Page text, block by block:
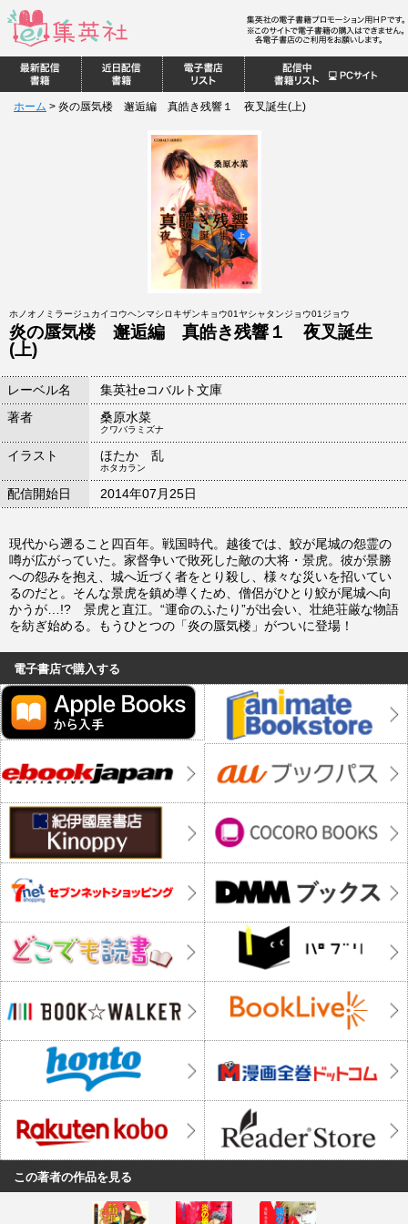
ホーム > 炎の蜃気楼 邂逅編 真皓き残響１ 夜叉誕生(上)
ホノオノミラージュカイコウヘンマシロキザンキョウ01ヤシャタンジョウ01ジョウ
炎の蜃気楼 邂逅編 真皓き残響１ 夜叉誕生
(上)
レーベル名
集英社eコバルト文庫
著者
桑原水菜
クワバラミズナ
イラスト ほたか 乱
ホタカラン
配信開始日 2014年07月25日
現代から遡ること四百年。戦国時代。越後では、鮫が尾城の怨霊の
噂が広がっていた。家督争いで敗死した敵の大将・景虎。彼が景勝
への怨みを抱え、城へ近づく者をとり殺し、様々な災いを招いてい
るのだと。そんな景虎を鎮め導くため、僧侶がひとり鮫が尾城へ向
かうが…!? 景虎と直江。“運命のふたり”が出会い、壮絶荘厳な物語
を紡ぎ始める。もうひとつの「炎の蜃気楼」がついに登場！
電子書店で購入する
この著者の作品を見る